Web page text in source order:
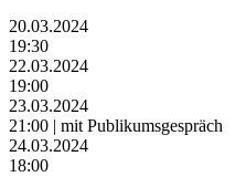
20.03.2024
19:30
22.03.2024
19:00
23.03.2024
21:00 | mit Publikumsgespräch
24.03.2024
18:00